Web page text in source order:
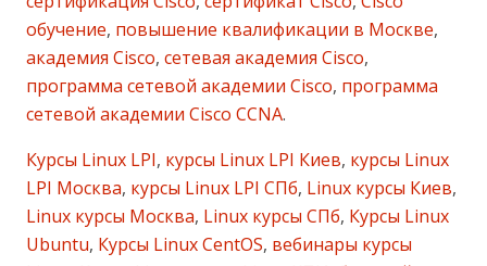
обучение, повышение квалификации в Москве,
академия Cisco, сетевая академия Cisco,
программа сетевой академии Cisco, программа
сетевой академии Cisco CCNA.
Курсы Linux LPI, курсы Linux LPI Киев, курсы Linux
LPI Москва, курсы Linux LPI СПб, Linux курсы Киев,
Linux курсы Москва, Linux курсы СПб, Курсы Linux
Ubuntu, Курсы Linux CentOS, вебинары курсы